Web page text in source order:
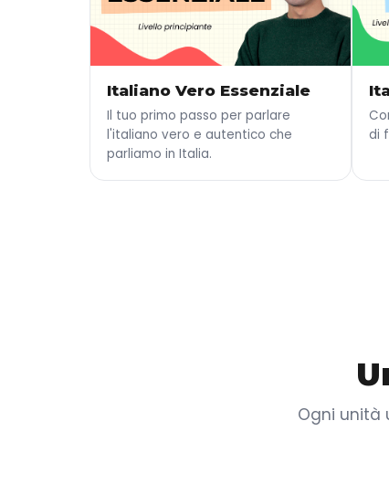
Italiano Vero Essenziale
Il tuo primo passo per parlare
l'italiano vero e autentico che
parliamo in Italia.
di
Ogni unità